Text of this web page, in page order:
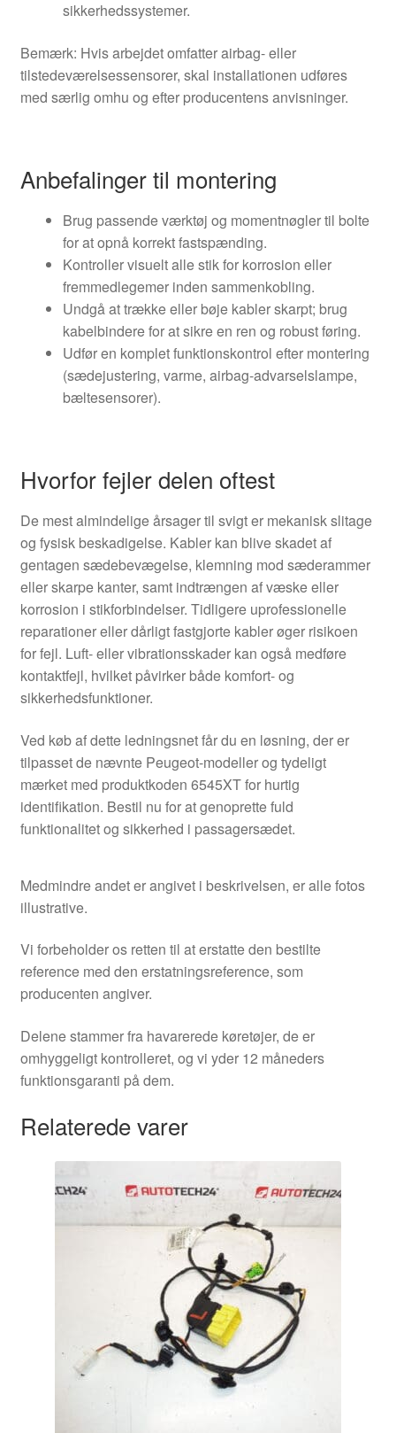
sikkerhedssystemer.
Bemærk: Hvis arbejdet omfatter airbag- eller
tilstedeværelsessensorer, skal installationen udføres
med særlig omhu og efter producentens anvisninger.
Anbefalinger til montering
Brug passende værktøj og momentnøgler til bolte
for at opnå korrekt fastspænding.
Kontroller visuelt alle stik for korrosion eller
fremmedlegemer inden sammenkobling.
Undgå at trække eller bøje kabler skarpt; brug
kabelbindere for at sikre en ren og robust føring.
Udfør en komplet funktionskontrol efter montering
(sædejustering, varme, airbag-advarselslampe,
bæltesensorer).
Hvorfor fejler delen oftest
De mest almindelige årsager til svigt er mekanisk slitage
og fysisk beskadigelse. Kabler kan blive skadet af
gentagen sædebevægelse, klemning mod sæderammer
eller skarpe kanter, samt indtrængen af væske eller
korrosion i stikforbindelser. Tidligere uprofessionelle
reparationer eller dårligt fastgjorte kabler øger risikoen
for fejl. Luft- eller vibrationsskader kan også medføre
kontaktfejl, hvilket påvirker både komfort- og
sikkerhedsfunktioner.
Ved køb af dette ledningsnet får du en løsning, der er
tilpasset de nævnte Peugeot-modeller og tydeligt
mærket med produktkoden 6545XT for hurtig
identifikation. Bestil nu for at genoprette fuld
funktionalitet og sikkerhed i passagersædet.
Medmindre andet er angivet i beskrivelsen, er alle fotos
illustrative.
Vi forbeholder os retten til at erstatte den bestilte
reference med den erstatningsreference, som
producenten angiver.
Delene stammer fra havarerede køretøjer, de er
omhyggeligt kontrolleret, og vi yder 12 måneders
funktionsgaranti på dem.
Relaterede varer